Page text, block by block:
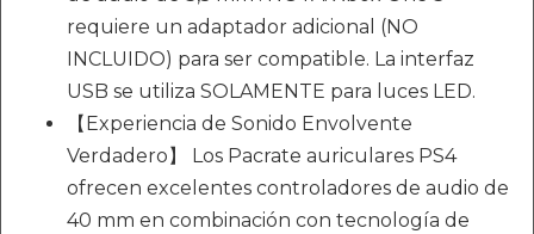
requiere un adaptador adicional (NO
INCLUIDO) para ser compatible. La interfaz
USB se utiliza SOLAMENTE para luces LED.
【Experiencia de Sonido Envolvente
Verdadero】 Los Pacrate auriculares PS4
ofrecen excelentes controladores de audio de
40 mm en combinación con tecnología de